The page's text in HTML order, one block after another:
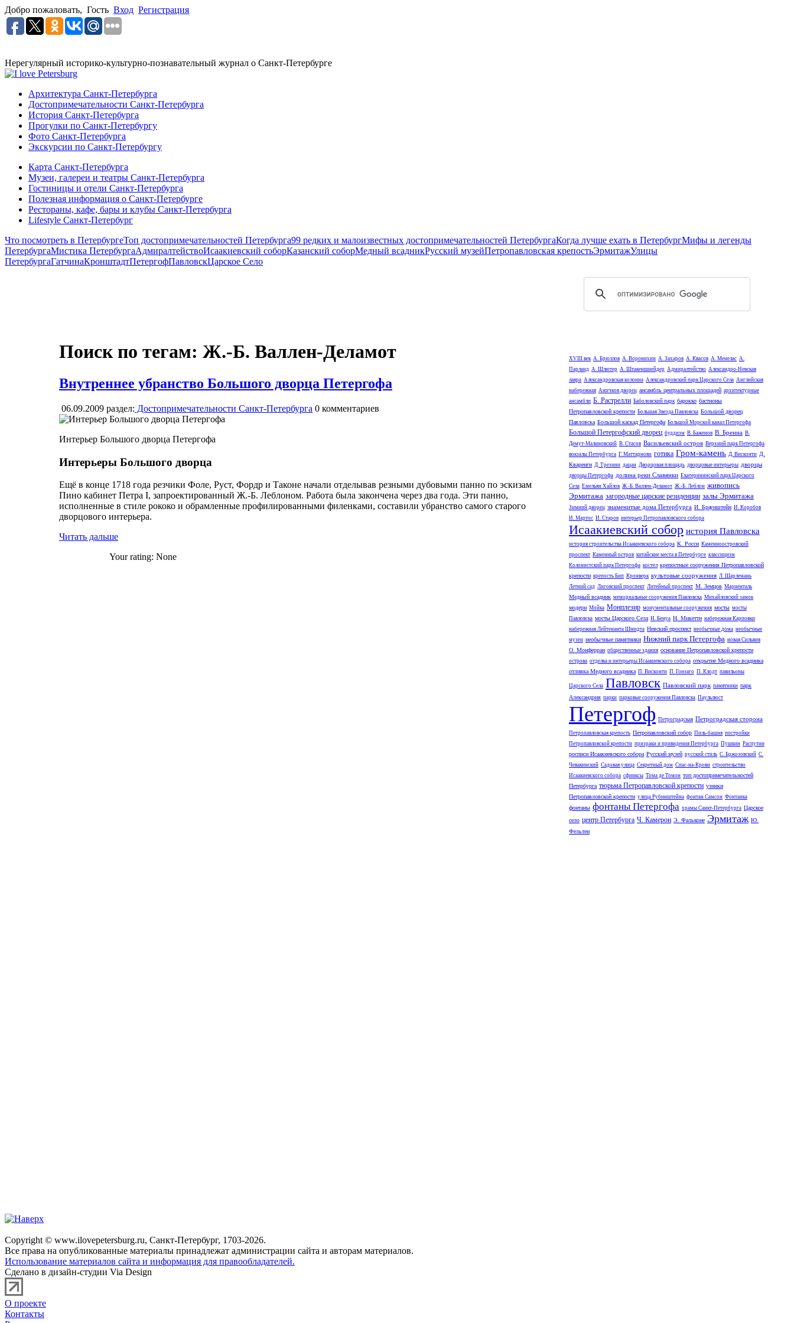
Добро пожаловать, Гость Вход Регистрация
Нерегулярный историко-культурно-познавательный журнал о Санкт-Петербурге
Архитектура Санкт-Петербурга
Достопримечательности Санкт-Петербурга
История Санкт-Петербурга
Прогулки по Санкт-Петербургу
Фото Санкт-Петербурга
Экскурсии по Санкт-Петербургу
Карта Санкт-Петербурга
Музеи, галереи и театры Санкт-Петербурга
Гостиницы и отели Санкт-Петербурга
Полезная информация о Санкт-Петербурге
Рестораны, кафе, бары и клубы Санкт-Петербурга
Lifestyle Санкт-Петербург
Что посмотреть в ПетербургеТоп достопримечательностей Петербурга99 редких и малоизвестных достопримечательностей ПетербургаКогда лучше ехать в ПетербургМифы и легенды
ПетербургаМистика ПетербургаАдмиралтействоИсаакиевский соборКазанский соборМедный всадникРусский музейПетропавловская крепостьЭрмитажУлицы
ПетербургаГатчинаКронштадтПетергофПавловскЦарское Село
Поиск по тегам: Ж.-Б. Валлен-Деламот
Внутреннее убранство Большого дворца Петергофа
06.09.2009 раздел: Достопримечательности Санкт-Петербурга 0 комментариев
Интерьер Большого дворца Петергофа
Интерьеры Большого дворца
Ещё в конце 1718 года резчики Фоле, Руст, Фордр и Таконе начали отделывав резными дубовыми панно по эскизам
Пино кабинет Петра I, запроектированный Ж.-Б. Леблоном. Работа была закончена через два года. Эти панно,
исполненные в стиле рококо и обрамленные профилированными филенками, составили убранство самого старого
дворцового интерьера.
Читать дальше
Your rating: None
XVIII век А. Брюллов А. Воронихин А. Захаров А. Квасов А. Менелас А.
Парланд А. Шлютер А. Штакеншнейдер Адмиралтейство Александро-Невская
лавра Александровская колонна Александровский парк Царского Села Английская
набережная Аничков дворец ансамбль центральных площадей архитектурные
ансамбли Б. Растрелли Баболовский парк барокко бастионы
Петропавловской крепости Большая Звезда Павловска Большой дворец
Павловска Большой каскад Петергофа Большой Морской канал Петергофа
Большой Петергофский дворец буддизм В. Баженов В. Бренна В.
Демут-Малиновский В. Стасов Васильевский остров Верхний парк Петергофа
вокзалы Петербурга Г. Маттарнови готика Гром-камень Д. Висконти Д.
Кваренги Д. Трезини дацан Дворцовая площадь дворцовые интерьеры дворцы
дворцы Петергофа долина реки Славянки Екатерининский парк Царского
Села Емельян Хайлов Ж.-Б. Валлен-Деламот Ж.-Б. Леблон живопись
Эрмитажа загородные царские резиденции залы Эрмитажа
Зимний дворец знаменитые дома Петербурга И. Браунштейн И. Коробов
И. Мартос И. Старов интерьер Петропавловского собора
Исаакиевский собор история Павловска
история строительства Исаакиевского собора К. Росси Каменноостровский
проспект Каменный остров китайские места в Петербурге классицизм
Колонистский парк Петергофа костел крепостные сооружения Петропавловской
крепости крепость Бип Кронверк культовые сооружения Л. Шарлемань
Летний сад Лиговский проспект Литейный проспект М. Земцов Мариенталь
Медный всадник мемориальные сооружения Павловска Михайловский замок
модерн Мойка Монплезир монументальные сооружения мосты мосты
Павловска мосты Царского Села Н. Бенуа Н. Микетти набережная Карповки
набережная Лейтенанта Шмидта Невский проспект необычные дома необычные
музеи необычные памятники Нижний парк Петергофа новая Сильвия
О. Монферран общественные здания основание Петропавловской крепости
острова отделка и интерьеры Исаакиевского собора открытие Медного всадника
отливка Медного всадника П. Висконти П. Гонзаго П. Клодт павильоны
Царского Села Павловск Павловский парк памятники парк
Александрия парки парковые сооружения Павловска Паульлюст
Петергоф Петроградская Петроградская сторона
Петропавловская крепость Петропавловский собор Пиль-башня постройки
Петропавловской крепости призраки и привидения Петербурга Пушкин Распутин
росписи Исаакиевского собора Русский музей русский стиль С. Бржозовский С.
Чевакинский Садовая улица Секретный дом Спас-на-Крови строительство
Исаакиевского собора сфинксы Тома де Томон топ достопримечательностей
Петербурга тюрьма Петропавловской крепости узники
Петропавловской крепости улица Рубинштейна фонтан Самсон Фонтанка
фонтаны фонтаны Петергофа храмы Санкт-Петербурга Царское
село центр Петербурга Ч. Камерон Э. Фальконе Эрмитаж Ю.
Фельтен
Copyright © www.ilovepetersburg.ru, Санкт-Петербург, 1703-2026.
Все права на опубликованные материалы принадлежат администрации сайта и авторам материалов.
Использование материалов сайта и информация для правообладателей.
Сделано в дизайн-студии Via Design
О проекте
Контакты